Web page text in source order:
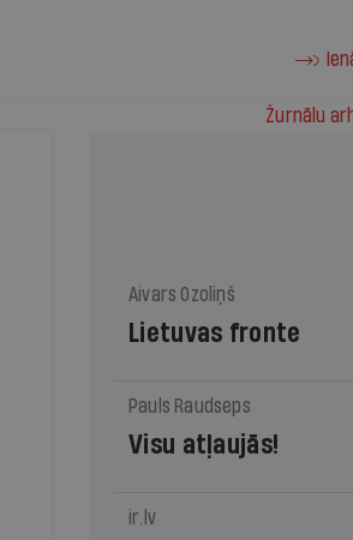
Žurnālu
Aivars Ozoliņš
Lietuvas fronte
Pauls Raudseps
Visu atļaujās!
ir.lv